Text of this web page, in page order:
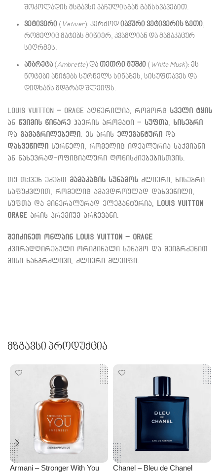
შოკოლადის მსგავსი პაჩულისგან განსხვავებით.
ვეტივერი ( Vetiver): კერძოდ იავური ვეტივერის ზეთი,
რომელიც მატებს მიწიერ, კვამლიან და მამაკაცურ
სიღრმეს.
ამბრეტა(Ambrette) და თეთრი მუშკი ( White Musk): ეს
ნოტები ანიჭებს სურნელს სინაზეს, სისუფთავეს და
დიდხანს მდგრად შლეიფს.
Louis Vuitton – Orage აღწერილია, როგორც სველი ტყის
ან წვიმის წინარე ჰაერის არომატი – სუფთა
ხისებრი
და გამაგრილებელი . ეს არის ელეგანტური
და
დახვეწილი
სურნელი, რომელიც იდეალურია საქმიანი
ან ნახევრად-ოფიციალური ღონისძიებებისთვის.
თუ თქვენ ეძებთ მამაკაცის სუნამოს ძლიერი, ხისებრი
საფუძვლით, რომელიც ამავდროულად დახვეწილი,
სუფთა და მინერალურად ელეგანტურია,
Louis Vuitton
Orage არის პრემიუმ არჩევანი.
შეიძინეთ ონლაინ Louis Vuitton – Orage
ძვირადღირებული ორიგინალი სუნამო და შეიგრძენით
მისი ხანგრძლივი, ძლიერი შლეიფი.
Მზგავსი Პროდუქცია
Armani – Stronger With You
Chanel – Bleu de Chanel